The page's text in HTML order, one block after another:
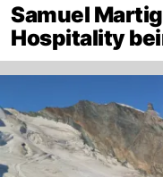
Samuel
Hospitality